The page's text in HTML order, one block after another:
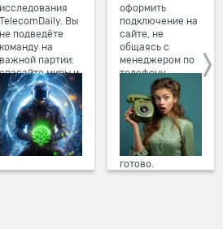
исследования
TelecomDaily. Вы
не подведёте
команду на
важной партии:
спасайте миры и
побеждайте с
друзьями в
онлайн-играх.
оформить
подключение на
сайте, не
общаясь с
менеджером по
телефону.
Просто в три
клика заполните
форму заявки на
сайте, выберите
дату и время
подключения,
готово.